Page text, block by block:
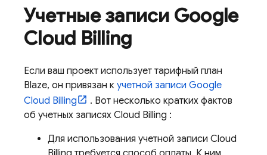
Учетные записи Google
Cloud Billing
Если ваш проект использует тарифный план
Blaze, он привязан к учетной записи Google
Cloud Billing
. Вот несколько кратких фактов
об учетных записях Cloud Billing :
Для использования учетной записи Cloud